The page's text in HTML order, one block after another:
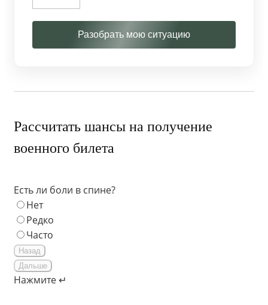
Разобрать мою ситуацию
Рассчитать шансы на получение
военного билета
Есть ли боли в спине?
Нет
Редко
Часто
Назад
Дальше
Нажмите ↵